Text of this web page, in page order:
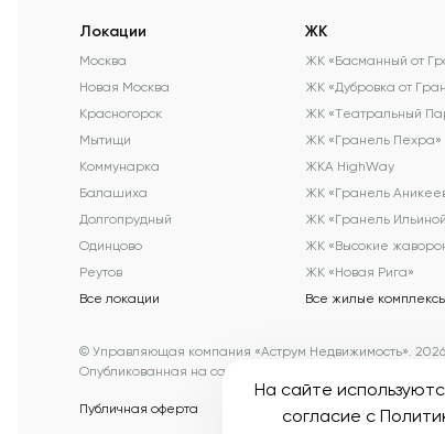
Локации
Москва
Новая Москва
Красногорск
Мытищи
Коммунарка
Балашиха
Долгопрудный
Одинцово
Реутов
Все локации
ЖК
ЖК «Басманный от
ЖК «Дубровка от
ЖК «Театральный
ЖК «Гранель Пехра»
ЖКА HighWay
ЖК «Гранель
ЖК «Гранель
ЖК «Высокие
ЖК «Новая Рига»
Все жилые комплексы
© Управляющая компания «Аструм Недвижимость». 2026
Опубликованная на сайте информация носит
Публичная оферта Пользовательское соглашение
На сайте
согласие с